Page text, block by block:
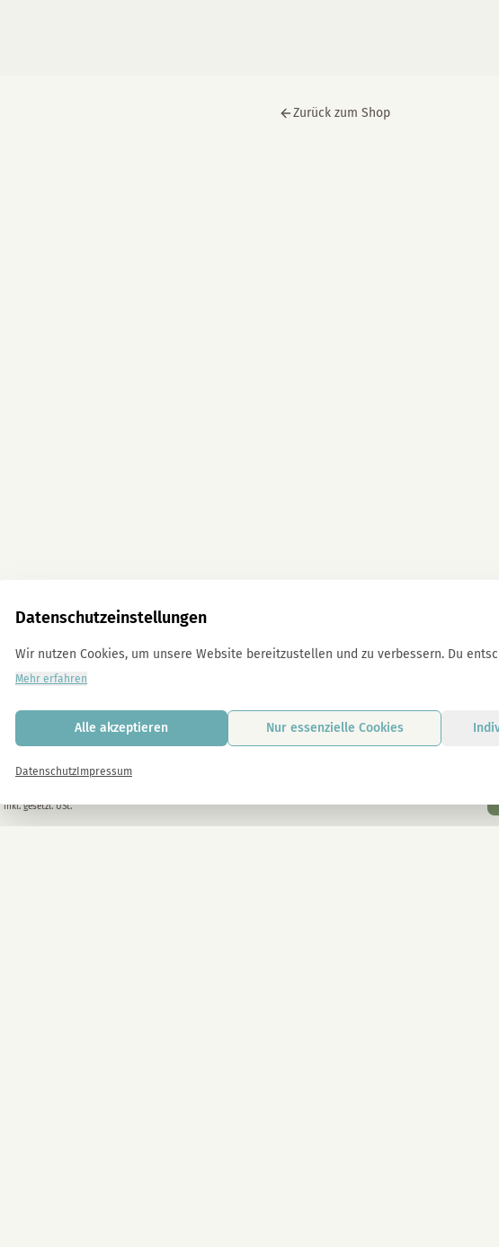
Zurück zum Shop
inkl. gesetzl. USt.
Datenschutzeinstellungen
Wir nutzen Cookies, um unsere Website bereitzustellen und zu verbessern. Du
Mehr erfahren
Alle akzeptieren Nur essenzielle Cookies
Datenschutz Impressum